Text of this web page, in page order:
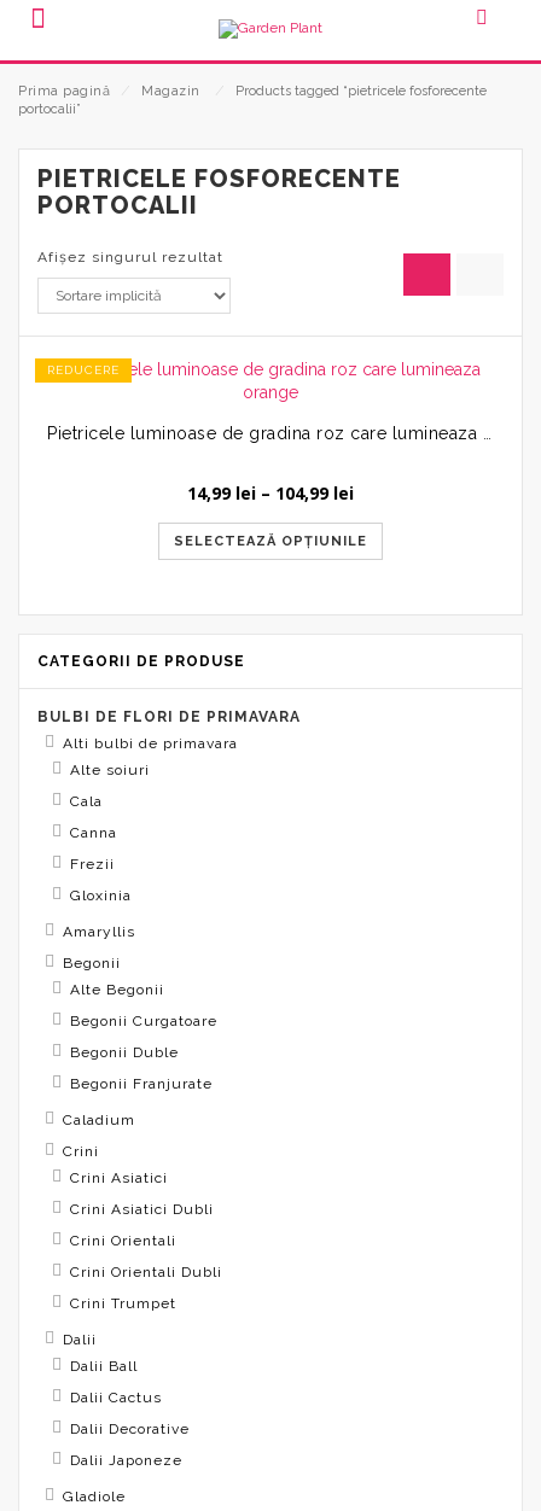
Prima pagină Magazin
Products tagged “pietricele fosforecente
portocalii”
PIETRICELE FOSFORECENTE
PORTOCALII
Afișez singurul rezultat
REDUCERE
14,99 lei – 104,99 leiInterval
prețuri:
14,99 lei
SELECTEAZĂ OPȚIUNILE
CATEGORII DE PRODUSE
BULBI DE FLORI DE PRIMAVARA
Alti bulbi de primavara
Alte soiuri
Cala
Canna
Frezii
Gloxinia
Amaryllis
Begonii
Alte Begonii
Begonii Curgatoare
Begonii Duble
Begonii Franjurate
Caladium
Crini
Crini Asiatici
Crini Asiatici Dubli
Crini Orientali
Crini Orientali Dubli
Crini Trumpet
Dalii
Dalii Ball
Dalii Cactus
Dalii Decorative
Dalii Japoneze
Gladiole